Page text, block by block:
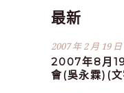
最新
2007 年 2 月 19 日
2007年8月
會(吳永霖)(